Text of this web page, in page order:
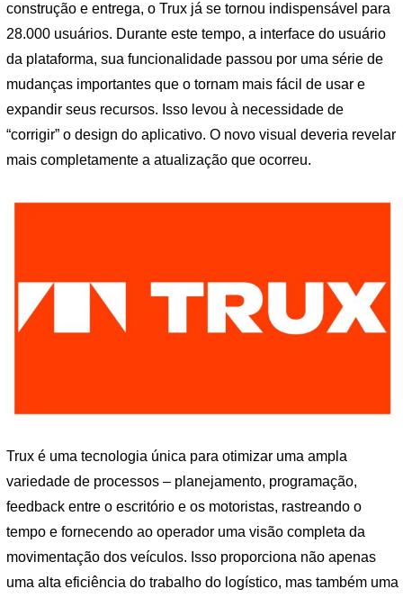
construção e entrega, o Trux já se tornou indispensável para
28.000 usuários. Durante este tempo, a interface do usuário
da plataforma, sua funcionalidade passou por uma série de
mudanças importantes que o tornam mais fácil de usar e
expandir seus recursos. Isso levou à necessidade de
“corrigir” o design do aplicativo. O novo visual deveria revelar
mais completamente a atualização que ocorreu.
Trux é uma tecnologia única para otimizar uma ampla
variedade de processos – planejamento, programação,
feedback entre o escritório e os motoristas, rastreando o
tempo e fornecendo ao operador uma visão completa da
movimentação dos veículos. Isso proporciona não apenas
uma alta eficiência do trabalho do logístico, mas também uma